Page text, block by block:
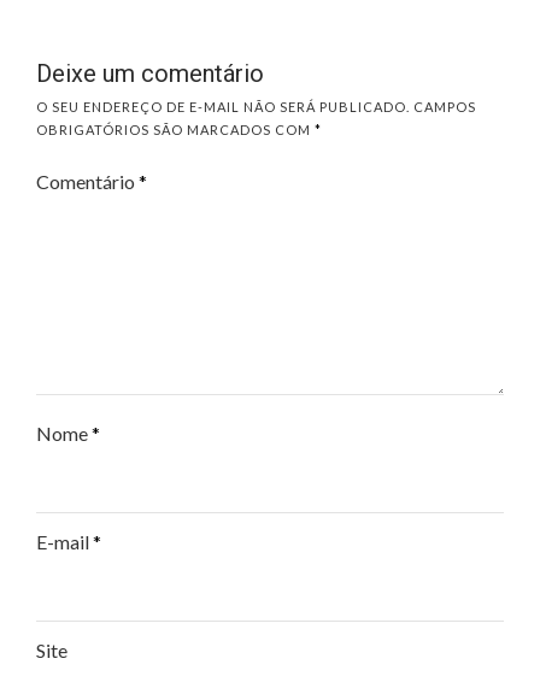
Deixe um comentário
O SEU ENDEREÇO DE E-MAIL NÃO SERÁ PUBLICADO.
CAMPOS
OBRIGATÓRIOS SÃO MARCADOS COM *
Comentário *
Nome*
E-mail*
Site